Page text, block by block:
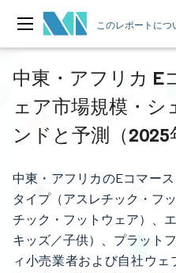
このレポートにつ
中東・アフリカ E
ェア市場規模・シ
ンドと予測（2025
中東・アフリカのEコマー
タイプ（アスレチック・フ
チック・フットウェア）、
キッズ／子供）、プラット
ィ小売業者および自社ウ